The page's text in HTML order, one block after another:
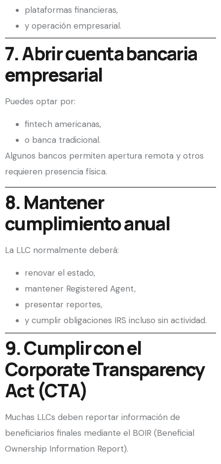
plataformas financieras,
y operación empresarial.
7. Abrir cuenta bancaria
empresarial
Puedes optar por:
fintech americanas,
o banca tradicional.
Algunos bancos permiten apertura remota y otros
requieren presencia física.
8. Mantener
cumplimiento anual
La LLC normalmente deberá:
renovar el estado,
mantener Registered Agent,
presentar reportes,
y cumplir obligaciones IRS incluso sin actividad.
9. Cumplir con el
Corporate Transparency
Act (CTA)
Muchas LLCs deben reportar información de
beneficiarios finales mediante el BOIR (Beneficial
Ownership Information Report).